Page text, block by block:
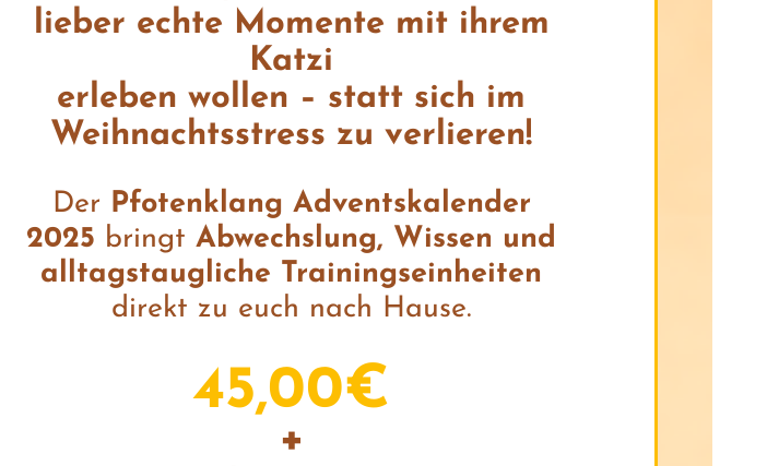
lieber echte Momente mit ihrem
Katzi
erleben wollen – statt sich im
Weihnachtsstress zu verlieren!
Der Pfotenklang Adventskalender
2025 bringtAbwechslung, Wissen und
alltagstaugliche Trainingseinheiten
direkt zu euch nach Hause.
45,00€
+